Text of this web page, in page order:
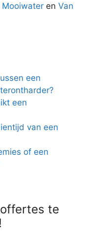
Mooiwateren Van
een
een
van een
of een
te